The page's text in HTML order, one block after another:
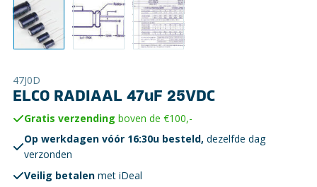
47J0D
ELCO RADIAAL 47uF 25VDC
Gratis verzending boven de €100,-
Op werkdagen vóór 16:30u besteld, dezelfde dag
verzonden
Veilig betalen met iDeal